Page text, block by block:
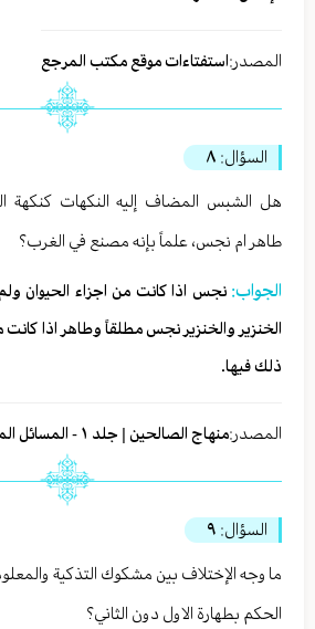
المصدر:استفتاءات موقع مكتب المرجع
السؤال: ٨
هل الشبس المضاف إليه النكهات كنكهة
طاهر ام نجس، علماً بإنه مصنع في الغرب؟
الجواب:نجس اذا كانت من اجزاء الحيوان
الخنزير والخنزير نجس مطلقاً وطاهر اذا كانت
ذلك فيها.
المصدر:منهاج الصالحين | جلد ١ - المسائل المنتخبة
السؤال: ٩
ما وجه الإختلاف بين مشكوك التذكية
الحكم بطهارة الاول دون الثاني؟